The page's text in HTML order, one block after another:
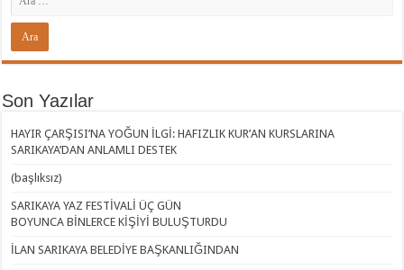
Son Yazılar
HAYIR ÇARŞISI’NA YOĞUN İLGİ: HAFIZLIK KUR’AN KURSLARINA
SARIKAYA’DAN ANLAMLI DESTEK
(başlıksız)
SARIKAYA YAZ FESTİVALİ ÜÇ GÜN
BOYUNCA BİNLERCE KİŞİYİ BULUŞTURDU
İLAN SARIKAYA BELEDİYE BAŞKANLIĞINDAN